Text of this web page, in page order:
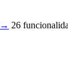
→ 26